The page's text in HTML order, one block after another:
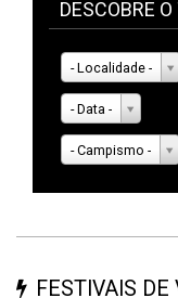
DESCOBRE
- Localidade -
- Data -
- Campismo -
FESTIVAIS DE